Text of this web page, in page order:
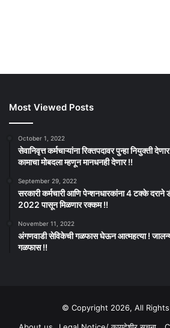
Most Viewed Posts
October 1, 2022
सेवानिवृत्त कर्मचाऱ्यांना रिक्तपदावर पुन्हा नियुक्ती
कामाचा मोबदला म्हणून मानधनही देणार !!
September 29, 2022
सरकारी कर्मचारी आणि पेन्शनधारकांना 4 टक्के दराने
2022 पासून मिळणार रक्कम !!
November 11, 2022
अंगणवाडी सेविकेची गळफास घेऊन आत्महत्या !
गळफास !!
© Copyright 2026, All